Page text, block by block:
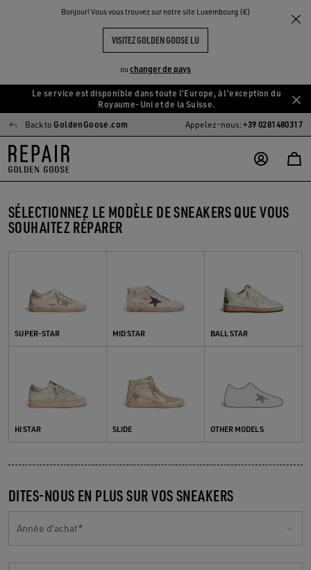
Bonjour! Vous vous trouvez sur notre site Luxembourg (€)
VISITEZ GOLDEN GOOSE LU
ou changer de pays
au
contenu
principal
au
contenu
du
pied
page
Le service est disponible dans toute l’Europe, à l’exception du
Royaume-Uni et de la Suisse.
Back to GoldenGoose.com Appelez-nous:+39 0281480317
SÉLECTIONNEZ LE MODÈLE DE SNEAKERS QUE VOUS
SOUHAITEZ RÉPARER
SUPER-STAR MID STAR BALL STAR
HI STAR SLIDE OTHER MODELS
DITES-NOUS EN PLUS SUR VOS SNEAKERS
Année d’achat